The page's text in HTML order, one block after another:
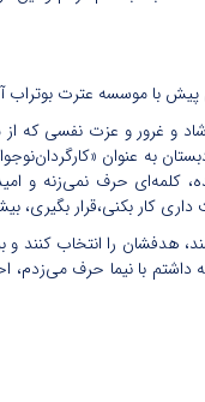
شاد و غرور و عزت نفسی
بود که در سن ۱۰ سالگی تو کلاس
کلمه‌ای حرف
کار بکنی،قرار
هدفشان را انتخاب